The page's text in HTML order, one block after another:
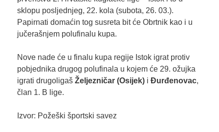
sklopu posljednjeg, 22. kola (subota, 26. 03.).
Papirnati domaćin tog susreta bit će Obrtnik kao i u
jučerašnjem polufinalu kupa.
Nove nade će u finalu kupa regije Istok igrat protiv
pobjednika drugog polufinala u kojem će 29. ožujka
igrati drugoligaš Željezničar (Osijek)i Đurđenovac,
član 1. B lige.
Izvor: Požeški športski savez